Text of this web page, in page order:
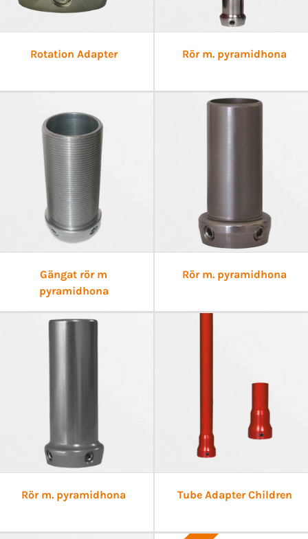
Rotation Adapter Rör m. pyramidhona
Gängat rör m
pyramidhona
Rör m. pyramidhona
Rör m. pyramidhona Tube Adapter Children